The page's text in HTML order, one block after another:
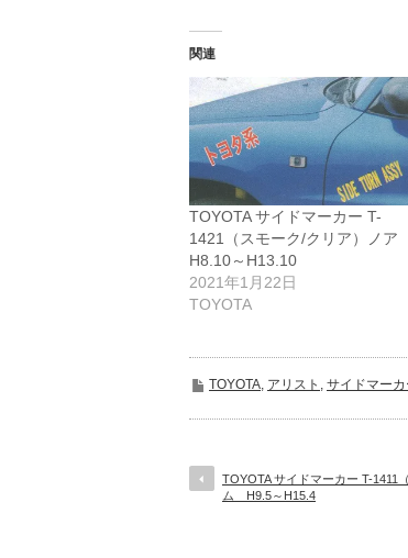
関連
TOYOTA サイドマーカー T-
1421（スモーク/クリア）ノア
H8.10～H13.10
2021年1月22日
TOYOTA
TOYOTA アリスト サイドマーカ
TOYOTA サイドマーカー T-1411
ム H9.5～H15.4